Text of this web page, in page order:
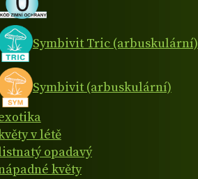
Symbivit Tric (arbuskulární)
Symbivit (arbuskulární)
v létě
opadavý
květy